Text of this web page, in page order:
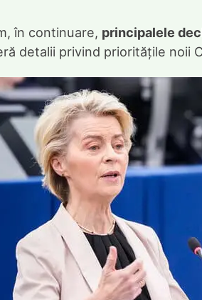
în continuare, principalele
detalii privind prioritățile noii